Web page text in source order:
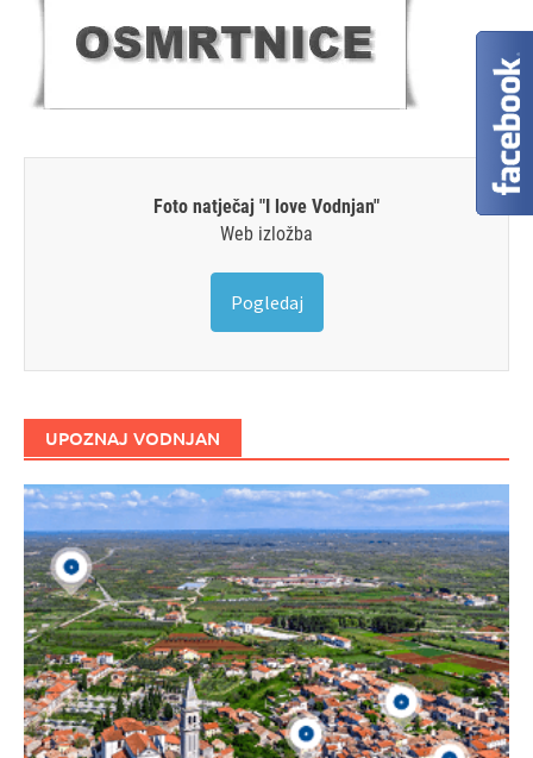
Foto natječaj "I love Vodnjan"
Web izložba
Pogledaj
UPOZNAJ VODNJAN